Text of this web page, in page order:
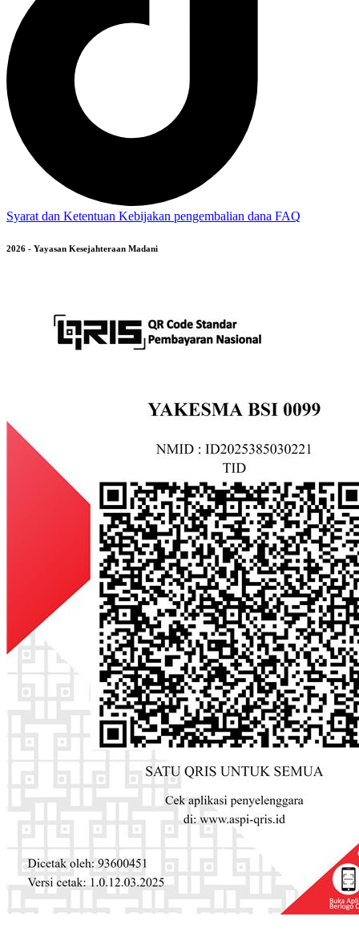
Syarat dan Ketentuan Kebijakan pengembalian dana FAQ
2026 - Yayasan Kesejahteraan Madani